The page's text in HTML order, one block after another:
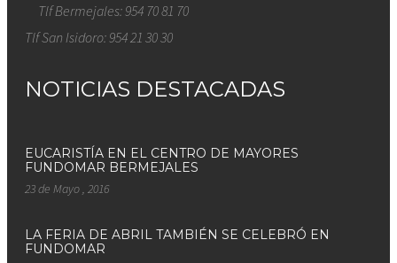
Tlf Bermejales: 954 70 81 70
Tlf San Isidoro: 954 21 30 30
NOTICIAS DESTACADAS
EUCARISTÍA EN EL CENTRO DE MAYORES
FUNDOMAR BERMEJALES
23 de Mayo , 2016
LA FERIA DE ABRIL TAMBIÉN SE CELEBRÓ EN
FUNDOMAR